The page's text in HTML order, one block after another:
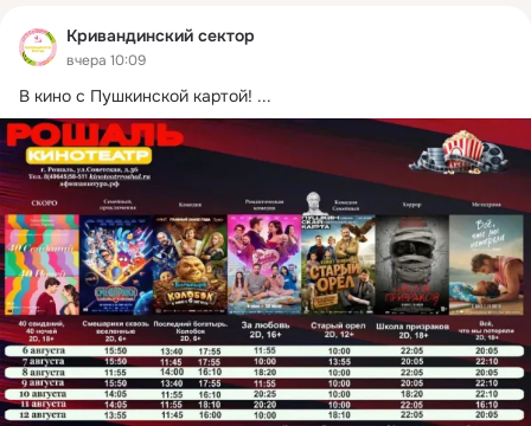
Кривандинский сектор
вчера 10:09
В кино с Пушкинской картой! ...